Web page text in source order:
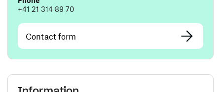
+41 21 314 89 70
Contact form